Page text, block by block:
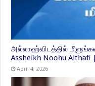
அல்லாஹ்விடத்தில்
Assheikh Noohu Althafi |
April 4, 2026